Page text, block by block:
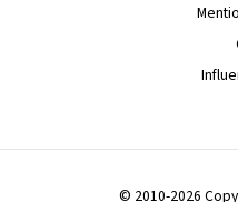
© 2010-2026